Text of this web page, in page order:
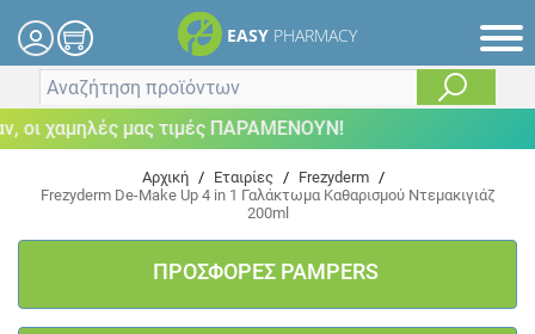
EASY PHARMACY
χαμηλές μας τιμές ΠΑΡΑΜΕΝΟΥΝ!
Αρχική / Εταιρίες / Frezyderm /
Frezyderm De-Make Up 4 in 1 Γαλάκτωμα Καθαρισμού Ντεμακιγιάζ
200ml
ΠΡΟΣΦΟΡΕΣ PAMPERS